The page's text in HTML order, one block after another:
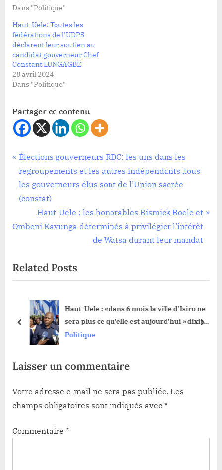
Dans "Politique"
Haut-Uele: Toutes les
fédérations de l’UDPS
déclarent leur soutien au
candidat gouverneur Chef
Constant LUNGAGBE
28 avril 2024
Dans "Politique"
Partager ce contenu
Politique
Navigation
de
l’article
P
r
e
v
o
P
o
:
Élections gouverneurs RDC: les uns dans les
regroupements et les autres indépendants ,tous
les gouverneurs élus sont de l’Union sacrée
(constat)
N
e
P
o
t
:
Haut-Uele : les honorables Bismick Boele et
Ombeni Kavunga déterminés à privilégier l’intérêt
de Watsa durant leur mandat
Related Posts
Haut-Uele : «dans 6 mois la ville d’Isiro ne
sera plus ce qu’elle est aujourd’hui »dixit
Jean Bakomito Gambu
Politique
prev next
Laisser un commentaire
Votre adresse e-mail ne sera pas publiée. Les
champs obligatoires sont indiqués avec *
Commentaire *